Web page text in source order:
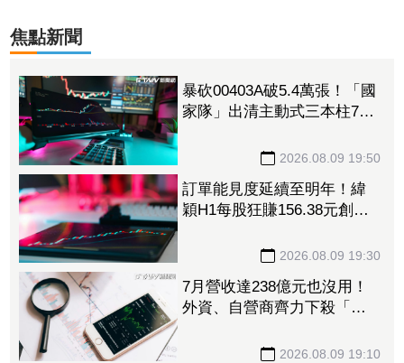
焦點新聞
暴砍00403A破5.4萬張！「國
家隊」出清主動式三本柱7萬
2026.08.09 19:50
訂單能見度延續至明年！緯
穎H1每股狂賺156.38元創同
2026.08.09 19:30
7月營收達238億元也沒用！
外資、自營商齊力下殺「這
2026.08.09 19:10